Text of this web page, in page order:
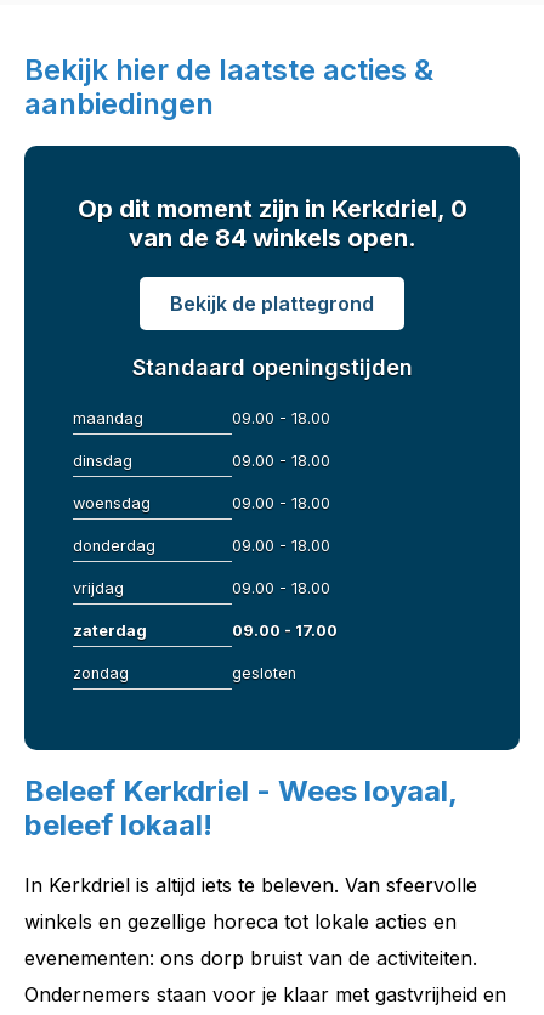
Bekijk hier de laatste acties &
aanbiedingen
Op dit moment zijn in Kerkdriel, 0
van de 84 winkels open.
Bekijk de plattegrond
Standaard openingstijden
maandag 09.00 - 18.00
dinsdag 09.00 - 18.00
woensdag 09.00 - 18.00
donderdag 09.00 - 18.00
vrijdag 09.00 - 18.00
zaterdag 09.00 - 17.00
zondag gesloten
Beleef Kerkdriel - Wees loyaal,
beleef lokaal!
In Kerkdriel is altijd iets te beleven. Van sfeervolle
winkels en gezellige horeca tot lokale acties en
evenementen: ons dorp bruist van de activiteiten.
Ondernemers staan voor je klaar met gastvrijheid en